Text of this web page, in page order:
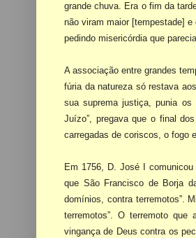
grande chuva. Era o fim da
não viram maior [tempestade]
pedindo misericórdia que
A associação entre grandes
fúria da natureza só restava
sua suprema justiça, punia os
Juízo”, pregava que o final
carregadas de coriscos, o fogo
Em 1756, D. José I
que São Francisco de Borja
domínios, contra terremotos”.
terremotos”. Oterremoto que
vingança de Deus contra os